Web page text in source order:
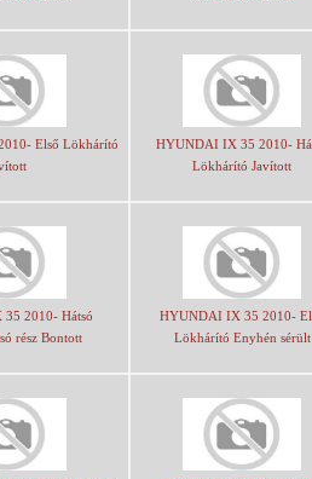
Első Lökhárító
HYUNDAI IX 35 2010-
Lökhárító Javított
2010- Hátsó
rész Bontott
HYUNDAI IX 35 2010-
Lökhárító Enyhén sérült